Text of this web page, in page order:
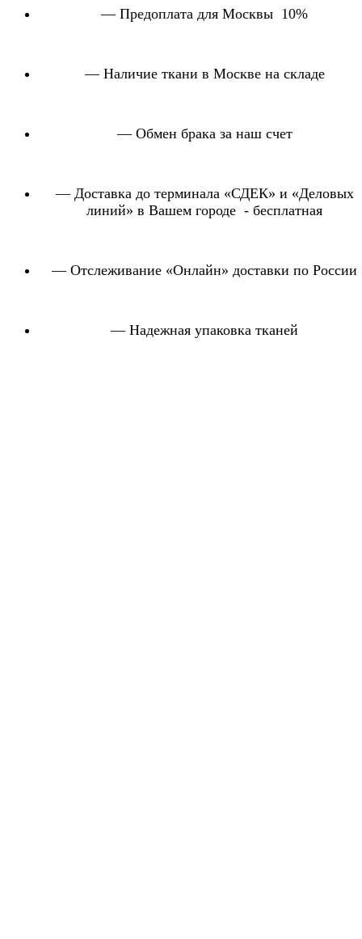
— Предоплата для Москвы 10%
— Наличие ткани в Москве на складе
— Обмен брака за наш счет
— Доставка до терминала «СДЕК» и «Деловых
линий» в Вашем городе - бесплатная
— Отслеживание «Онлайн» доставки по России
— Надежная упаковка тканей